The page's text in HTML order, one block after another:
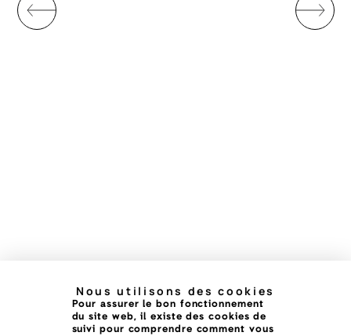
Nous utilisons des cookies
Pour assurer le bon fonctionnement
du site web, il existe des cookies de
suivi pour comprendre comment vous